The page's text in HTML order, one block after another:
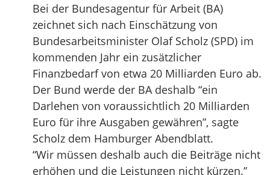
Bei der Bundesagentur für Arbeit (BA)
zeichnet sich nach Einschätzung von
Bundesarbeitsminister Olaf Scholz (SPD) im
kommenden Jahr ein zusätzlicher
Finanzbedarf von etwa 20 Milliarden Euro ab.
Der Bund werde der BA deshalb “ein
Darlehen von voraussichtlich 20 Milliarden
Euro für ihre Ausgaben gewähren”, sagte
Scholz dem Hamburger Abendblatt.
“Wir müssen deshalb auch die Beiträge nicht
erhöhen und die Leistungen nicht kürzen.”